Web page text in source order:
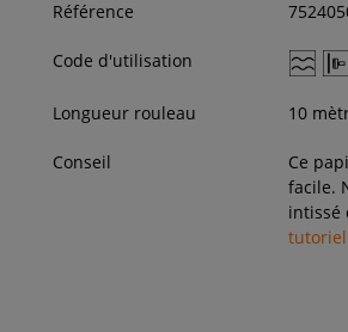
Référence
Code d'utilisation
Longueur rouleau 10
Conseil
Ce
facile.
intissé